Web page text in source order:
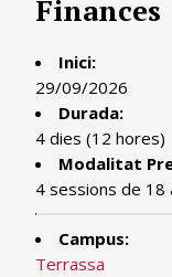
Finances
Inici:
29/09/2026
Durada:
4 dies (12 hores)
Modalitat
4 sessions de 18
Campus:
Terrassa